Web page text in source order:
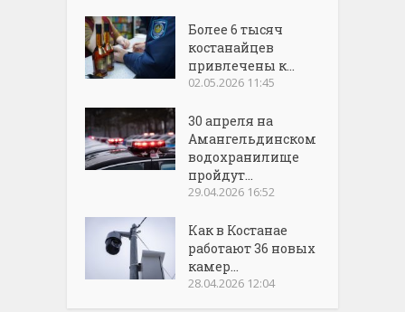
Более 6 тысяч
костанайцев
привлечены к...
02.05.2026 11:45
30 апреля на
Амангельдинском
водохранилище
пройдут...
29.04.2026 16:52
Как в Костанае
работают 36 новых
камер...
28.04.2026 12:04